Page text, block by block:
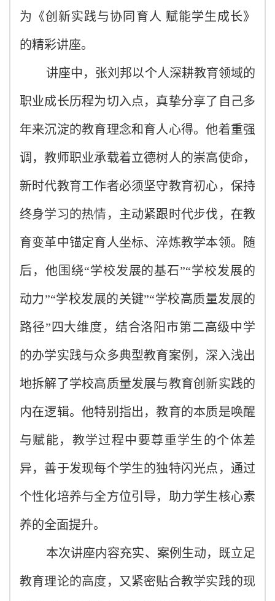
为《创新实践与协同育人 赋能学生成长》
的精彩讲座。
讲座中，张刘邦以个人深耕教育领域的
职业成长历程为切入点，真挚分享了自己多
年来沉淀的教育理念和育人心得。他着重强
调，教师职业承载着立德树人的崇高使命，
新时代教育工作者必须坚守教育初心，保持
终身学习的热情，主动紧跟时代步伐，在教
育变革中锚定育人坐标、淬炼教学本领。随
后，他围绕“学校发展的基石”“学校发展的
动力”“学校发展的关键”“学校高质量发展的
路径”四大维度，结合洛阳市第二高级中学
的办学实践与众多典型教育案例，深入浅出
地拆解了学校高质量发展与教育创新实践的
内在逻辑。他特别指出，教育的本质是唤醒
与赋能，教学过程中要尊重学生的个体差
异，善于发现每个学生的独特闪光点，通过
个性化培养与全方位引导，助力学生核心素
养的全面提升。
本次讲座内容充实、案例生动，既立足
教育理论的高度，又紧密贴合教学实践的现